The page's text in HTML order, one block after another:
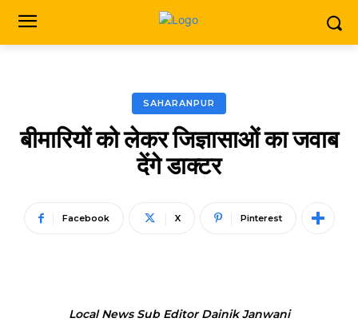
SAHARANPUR
बीमारियों को लेकर जिज्ञासाओं का जवाब
देंगे डाक्टर
Facebook X Pinterest
Local News Sub Editor Dainik Janwani